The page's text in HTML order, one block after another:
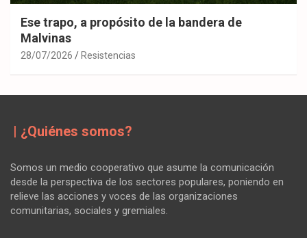
Ese trapo, a propósito de la bandera de
Malvinas
28/07/2026 Resistencias
| ¿Quiénes somos?
Somos un medio cooperativo que asume la comunicación
desde la perspectiva de los sectores populares, poniendo en
relieve las acciones y voces de las organizaciones
comunitarias, sociales y gremiales.